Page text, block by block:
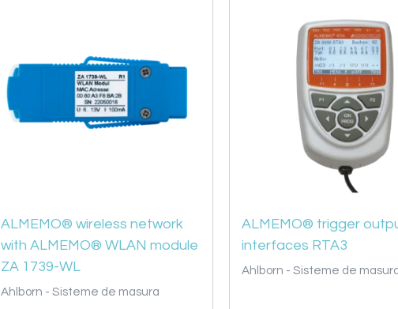
ALMEMO® wireless network
with ALMEMO® WLAN module
ZA 1739-WL
Ahlborn - Sisteme de masura
ALMEMO® trigger
interfaces RTA3
Ahlborn - Sisteme de